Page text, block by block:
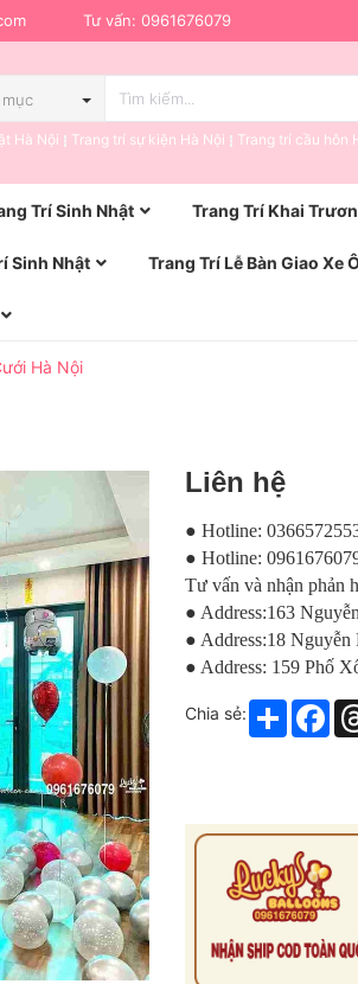
Tư vấn: 0961676079
Hà Nội Trang trí sự kiện Hà Nội Trang trí cầu hôn
Trí Sinh Nhật Trang Trí Khai
Sinh Nhật Trang Trí Lễ Bàn Giao Xe
Hà Nội
Liên hệ
● Hotline:
● Hotline:
Tư vấn và nhận phản
● Address:163
● Address:18
● Address: 159 Phố
Chia sẻ: Share